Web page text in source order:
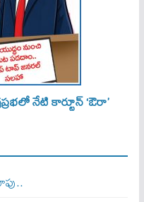
నేటి కార్టూన్ ‘ఔరా’